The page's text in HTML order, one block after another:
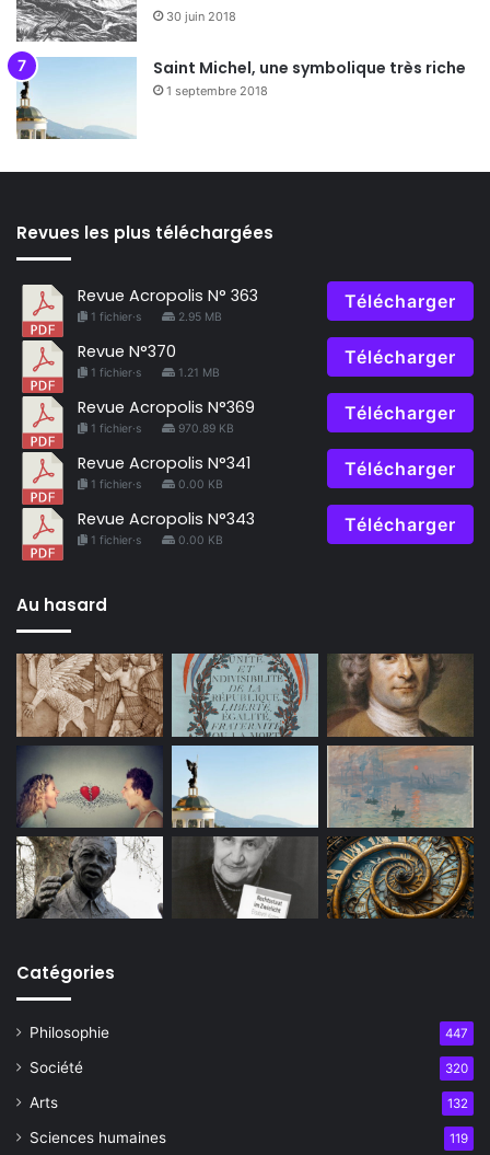
30 juin 2018
Saint Michel, une symbolique très riche
1 septembre 2018
Revues les plus téléchargées
Revue Acropolis N° 363
1 fichier·s 2.95 MB
Télécharger
Revue N°370
1 fichier·s 1.21 MB
Télécharger
Revue Acropolis N°369
1 fichier·s 970.89 KB
Télécharger
Revue Acropolis N°341
1 fichier·s 0.00 KB
Télécharger
Revue Acropolis N°343
1 fichier·s 0.00 KB
Télécharger
Au hasard
Catégories
Philosophie 447
Société 320
Arts 132
Sciences humaines 119